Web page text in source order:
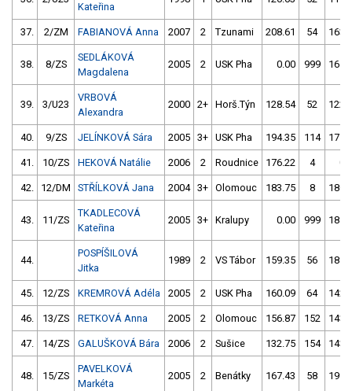
Kateřina
37. 2/ZM FABIANOVÁ Anna 2007 2 Tzunami 208.61 54
38. 8/ZS
SEDLÁKOVÁ
Magdalena
2005 2 USK Pha 0.00 999
39. 3/U23
VRBOVÁ
Alexandra
2000 2+ Horš.Týn 128.54 52
40. 9/ZS JELÍNKOVÁ Sára 2005 3+ USK Pha 194.35 114
41. 10/ZS HEKOVÁ Natálie 2006 2 Roudnice 176.22 4
42. 12/DM STŘÍLKOVÁ Jana 2004 3+ Olomouc 183.75 8
43. 11/ZS
TKADLECOVÁ
Kateřina
2005 3+ Kralupy 0.00 999
44.
POSPÍŠILOVÁ
Jitka
1989 2 VS Tábor 159.35 56
45. 12/ZS KREMROVÁ Adéla 2005 2 USK Pha 160.09 64
46. 13/ZS RETKOVÁ Anna 2005 2 Olomouc 156.87 152
47. 14/ZS GALUŠKOVÁ Bára 2006 2 Sušice 132.75 154
48. 15/ZS
PAVELKOVÁ
Markéta
2005 2 Benátky 167.43 58